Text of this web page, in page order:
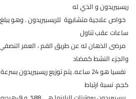
ريسبيريدون و الذي له
ساعات عقب تناول
والجزء النشط كمضاد
كجم. نسبة ارتباط